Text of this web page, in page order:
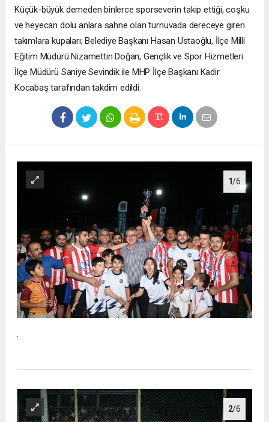
Küçük-büyük demeden binlerce sporseverin takip ettiği, coşku
ve heyecan dolu anlara sahne olan turnuvada dereceye giren
takımlara kupaları; Belediye Başkanı Hasan Ustaoğlu, İlçe Milli
Eğitim Müdürü Nizamettin Doğan, Gençlik ve Spor Hizmetleri
İlçe Müdürü Saniye Sevindik ile MHP İlçe Başkanı Kadir
Kocabaş tarafından takdim edildi.
1/6
2/6